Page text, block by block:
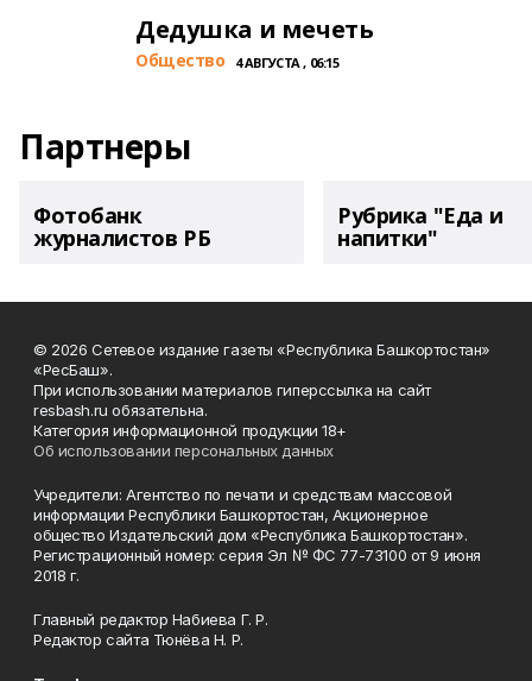
Дедушка и мечеть
Общество 4 АВГУСТА , 06:15
Партнеры
Фотобанк
журналистов РБ
Рубрика "Еда и
напитки"
© 2026 Сетевое издание газеты «Республика Башкортостан»
«РесБаш».
При использовании материалов гиперссылка на сайт
resbash.ru обязательна.
Категория информационной продукции 18+
Об использовании персональных данных
Учредители: Агентство по печати и средствам массовой
информации Республики Башкортостан, Акционерное
общество Издательский дом «Республика Башкортостан».
Регистрационный номер: серия Эл № ФС 77-73100 от 9 июня
2018 г.
Главный редактор Набиева Г. Р.
Редактор сайта Тюнёва Н. Р.